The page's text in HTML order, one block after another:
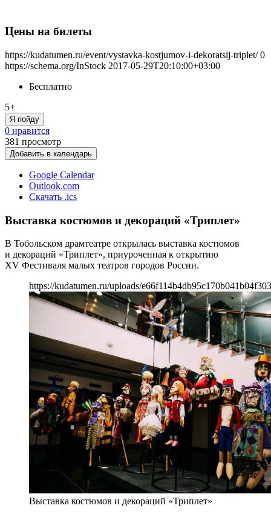
Цены на билеты
https://kudatumen.ru/event/vystavka-kostjumov-i-dekoratsij-triplet/ 0
https://schema.org/InStock 2017-05-29T20:10:00+03:00
Бесплатно
5+
Я пойду
0 нравится
381 просмотр
Добавить в календарь
Google Calendar
Outlook.com
Скачать .ics
Выставка костюмов и декораций «Триплет»
В Тобольском драмтеатре открылась выставка костюмов
и декораций «Триплет», приуроченная к открытию
XV Фестиваля малых театров городов России.
https://kudatumen.ru/uploads/
Выставка костюмов и декораций «Триплет»